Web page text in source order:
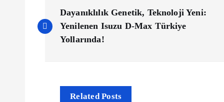
a
Dayanıklılık Genetik, Teknoloji Yeni:
Yenilenen Isuzu D-Max Türkiye
Yollarında!
Related Posts